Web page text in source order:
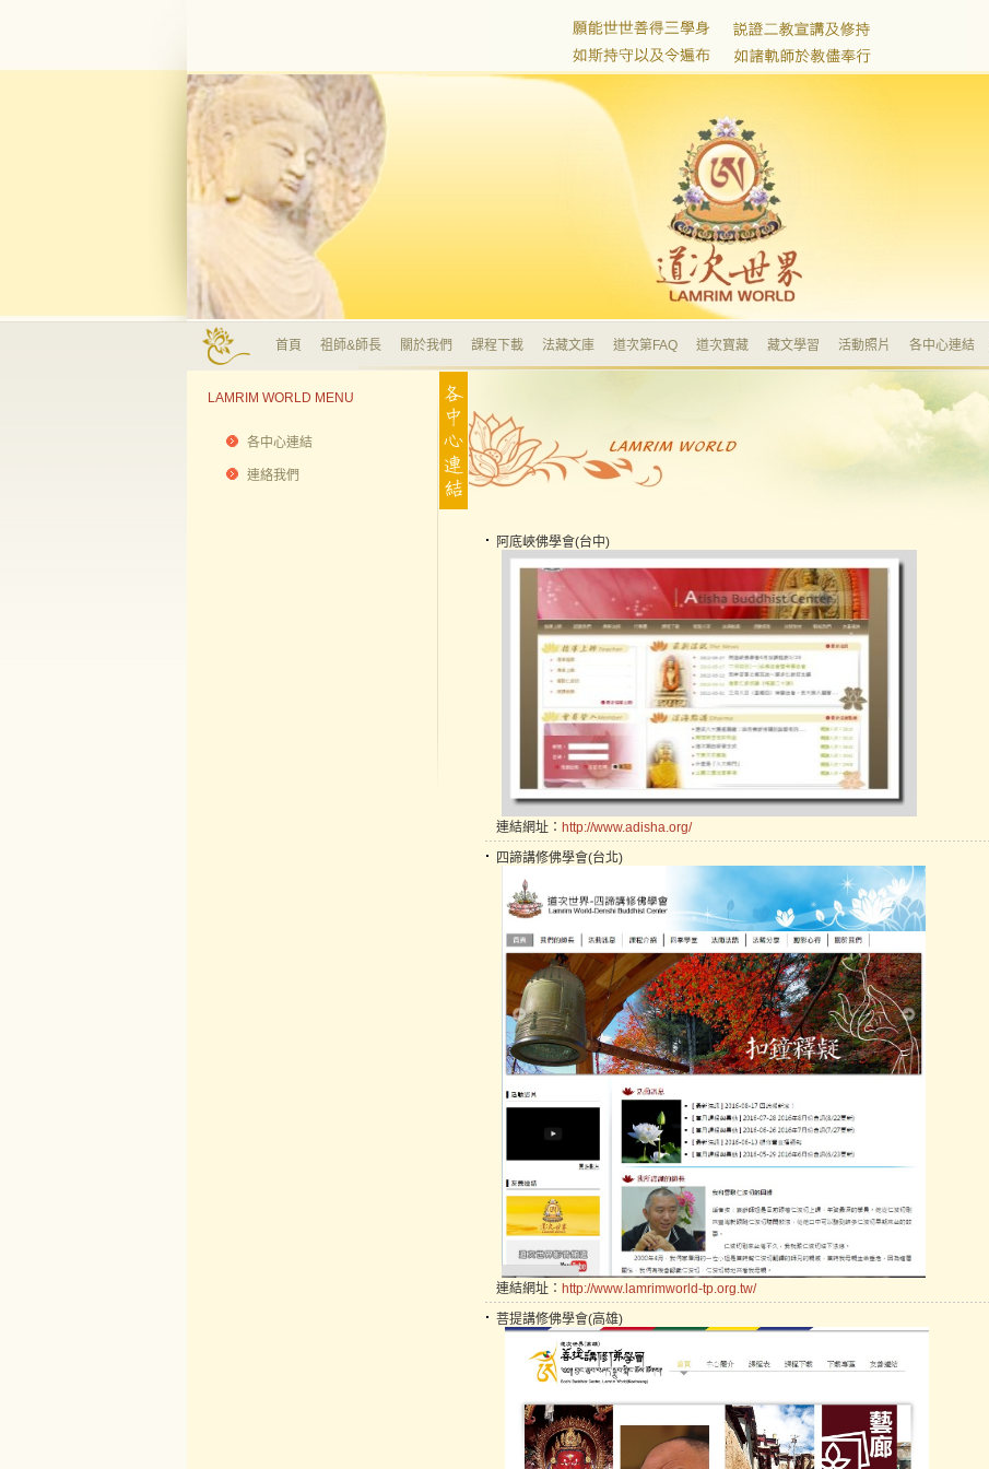
首頁 祖師&師長 關於我們 課程下載 法藏文庫 道次第FAQ 道次寶藏 藏文學習 活動照片 各中心連結
LAMRIM WORLD MENU
各中心連結
連絡我們
阿底峽佛學會(台中)
連結網址： http://www.adisha.org/
四諦講修佛學會(台北)
連結網址： http://www.lamrimworld-tp.org.tw/
菩提講修佛學會(高雄)